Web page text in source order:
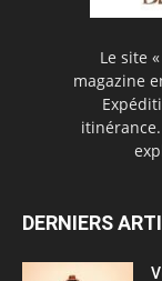
Le site
magazine
DERNIERS